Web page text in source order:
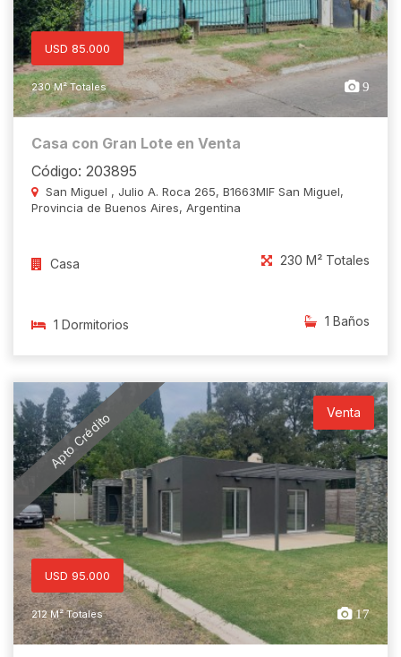
USD 85.000
230 M² Totales 9
Casa con Gran Lote en Venta
Código: 203895
San Miguel , Julio A. Roca 265, B1663MIF San Miguel,
Provincia de Buenos Aires, Argentina
Casa 230 M² Totales
1 Dormitorios 1 Baños
Apto Crédito Venta
USD 95.000
212 M² Totales 17